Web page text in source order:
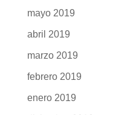
noviembre 2019
octubre 2019
septiembre 2019
julio 2019
junio 2019